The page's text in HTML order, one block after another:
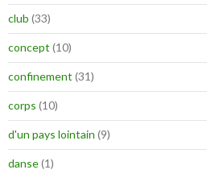
club (33)
concept (10)
confinement (31)
corps (10)
d'un pays lointain (9)
danse(1)